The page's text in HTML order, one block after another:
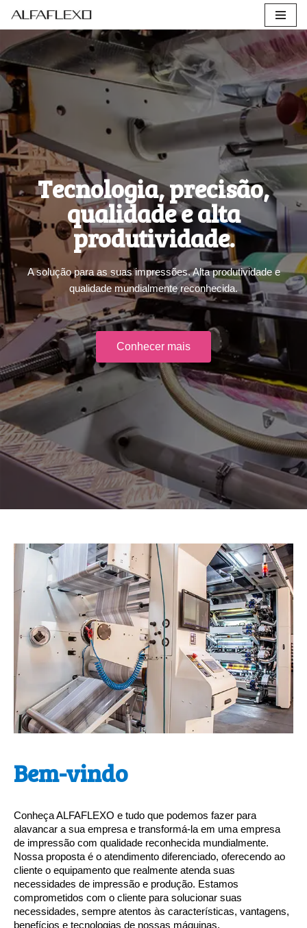
Pular
conteúdo
Tecnologia, precisão,
qualidade e alta
produtividade.
A solução para as suas impressões. Alta produtividade e
qualidade mundialmente reconhecida.
Conhecer mais
Bem-vindo
Conheça ALFAFLEXO e tudo que podemos fazer para
alavancar a sua empresa e transformá-la em uma empresa
Nossa proposta é o atendimento diferenciado, oferecendo ao
cliente o equipamento que realmente atenda suas
necessidades de impressão e produção. Estamos
comprometidos com o cliente para solucionar suas
necessidades, sempre atentos às características, vantagens,
benefícios e tecnologias de nossas máquinas.